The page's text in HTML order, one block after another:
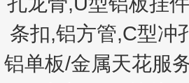
条扣,铝方管,C型冲
铝单板/金属天花服